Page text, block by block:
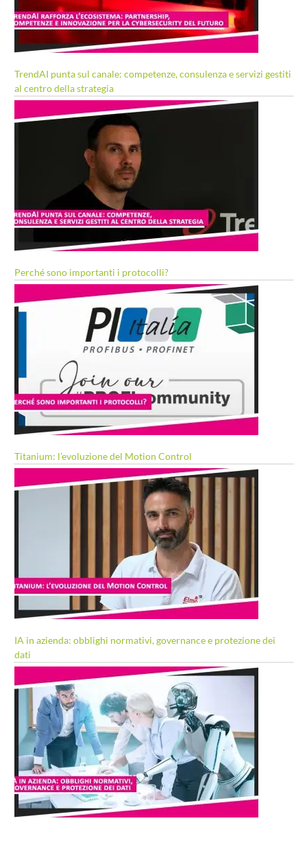
TrendAI punta sul canale: competenze, consulenza e servizi gestiti
al centro della strategia
Perché sono importanti i protocolli?
Titanium: l’evoluzione del Motion Control
IA in azienda: obblighi normativi, governance e protezione dei
dati